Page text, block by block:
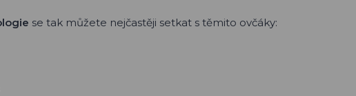
se tak můžete nejčastěji setkat s těmito ovčáky: